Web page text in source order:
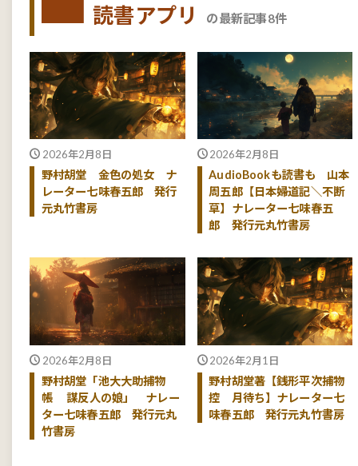
読書アプリ の最新記事8件
2026年2月8日
野村胡堂 金色の処女 ナ
レーター七味春五郎 発行
元丸竹書房
2026年2月8日
AudioBookも読書も 山本
周五郎【日本婦道記＼不断
草】ナレーター七味春五
郎 発行元丸竹書房
2026年2月8日
野村胡堂「池大大助捕物
帳 謀反人の娘」 ナレー
ター七味春五郎 発行元丸
竹書房
2026年2月1日
野村胡堂著【銭形平次捕物
控 月待ち】ナレーター七
味春五郎 発行元丸竹書房